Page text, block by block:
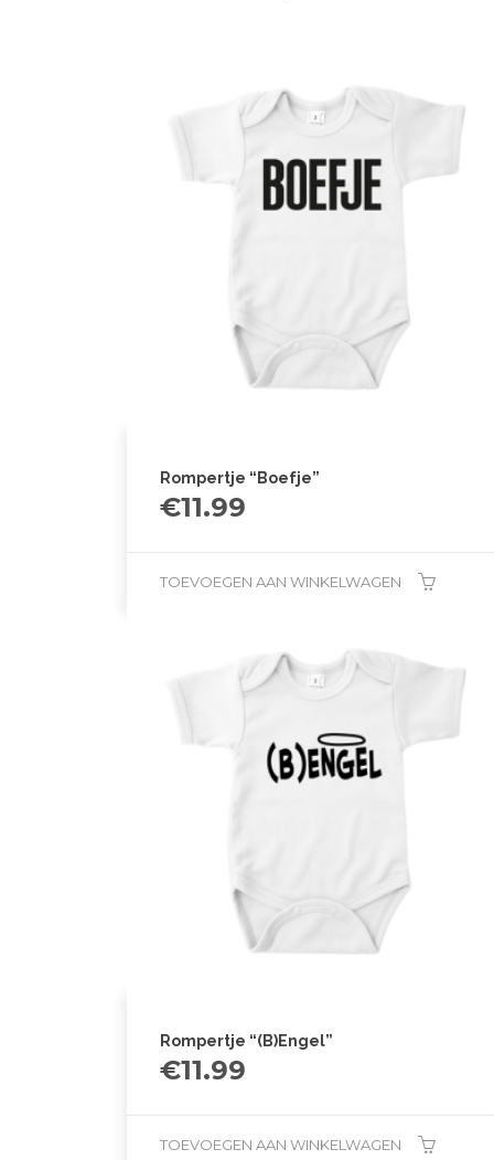
Rompertje “Boefje”
€11.99
TOEVOEGEN AAN WINKELWAGEN
Rompertje “(B)Engel”
€11.99
TOEVOEGEN AAN WINKELWAGEN